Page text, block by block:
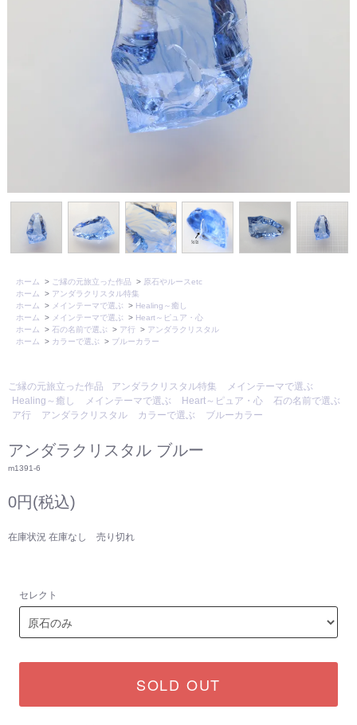
ホーム > ご縁の元旅立った作品 > 原石やルースetc
ホーム
> アンダラクリスタル特集
ホーム
> メインテーマで選ぶ > Healing～癒し
ホーム
> メインテーマで選ぶ > Heart～ピュア・心
ホーム
> 石の名前で選ぶ > ア行 > アンダラクリスタル
ホーム
> カラーで選ぶ > ブルーカラー
ご縁の元旅立った作品 アンダラクリスタル特集
メインテーマで選ぶ
Healing～癒し
メインテーマで選ぶ Heart～ピュア・心
石の名前で選ぶ
ア行
アンダラクリスタル カラーで選ぶ ブルーカラー
アンダラクリスタル ブルー
m1391-6
0円(税込)
在庫状況 在庫なし 売り切れ
セレクト
SOLD OUT